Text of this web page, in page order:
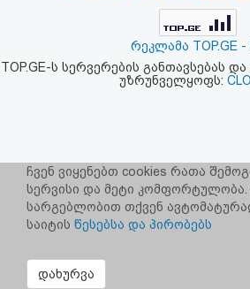
შეთანხმება
უარყოფა
რეკლამა TOP.GE -
TOP.GE-ს სერვერების განთავსებას
უზრუნველყოფს:
ჩვენ ვიყენებთ cookies რათა
სერვისი და მეტი კომფორტულობა.
სარგებლობით თქვენ
საიტის წესებსა და პირობებს
დახურვა